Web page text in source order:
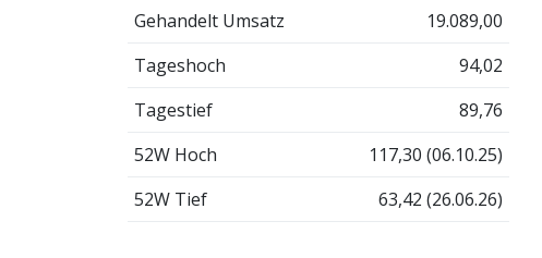
Gehandelt Umsatz
19.089,00
Tageshoch
94,02
Tagestief
89,76
52W Hoch
117,30 (06.10.25)
52W Tief
63,42 (26.06.26)